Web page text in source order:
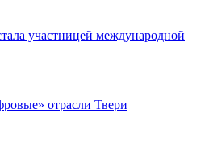
участницей международной
отрасли Твери